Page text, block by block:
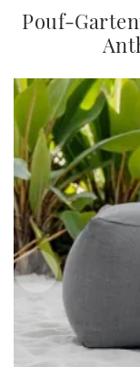
Pouf-